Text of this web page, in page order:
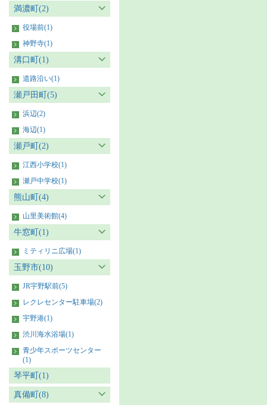
満濃町(2)
役場前(1)
神野寺(1)
溝口町(1)
道路沿い(1)
瀬戸田町(5)
浜辺(2)
海辺(1)
瀬戸町(2)
江西小学校(1)
瀬戸中学校(1)
熊山町(4)
山里美術館(4)
牛窓町(1)
ミティリニ広場(1)
玉野市(10)
JR宇野駅前(5)
レクレセンター駐車場(2)
宇野港(1)
渋川海水浴場(1)
青少年スポーツセンター
(1)
琴平町(1)
真備町(8)